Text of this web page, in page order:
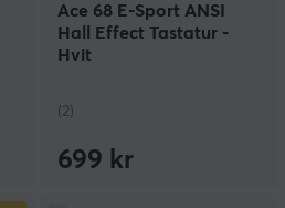
Ace 68 E-Sport ANSI
Hall Effect Tastatur -
Hvit
(2)
699 kr